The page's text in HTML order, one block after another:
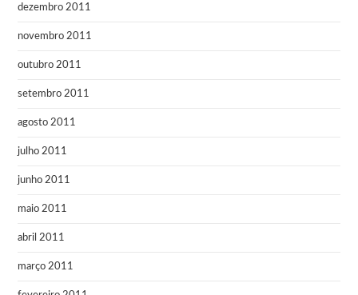
dezembro 2011
novembro 2011
outubro 2011
setembro 2011
agosto 2011
julho 2011
junho 2011
maio 2011
abril 2011
março 2011